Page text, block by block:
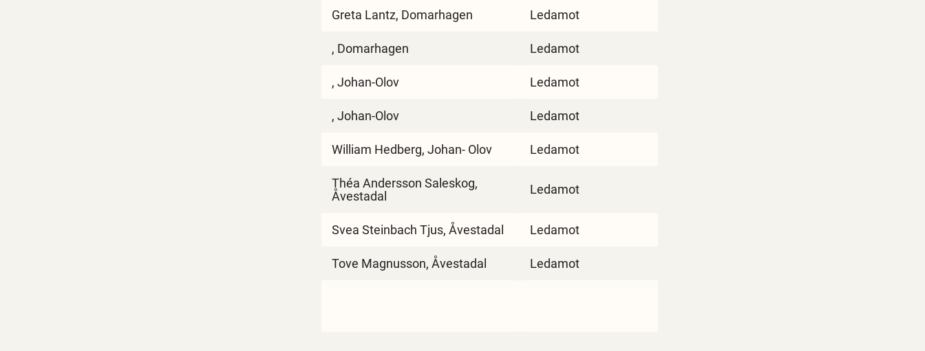
Greta Lantz, Domarhagen Ledamot
, Domarhagen Ledamot
, Johan-Olov Ledamot
, Johan-Olov Ledamot
William Hedberg, Johan- Olov Ledamot
Théa Andersson Saleskog,
Åvestadal
Ledamot
Svea Steinbach Tjus, Åvestadal Ledamot
Tove Magnusson, Åvestadal Ledamot